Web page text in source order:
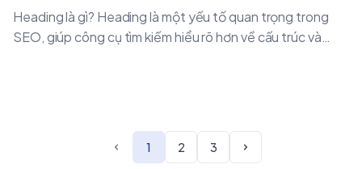
Heading là gì? Heading là một yếu tố quan trọng trong
SEO, giúp công cụ tìm kiếm hiểu rõ hơn về cấu trúc và
1 2 3